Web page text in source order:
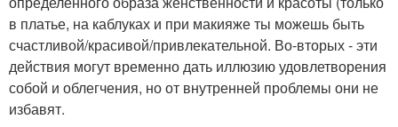
в платье, на каблуках и при макияже ты можешь быть
счастливой/красивой/привлекательной. Во-вторых - эти
действия могут временно дать иллюзию удовлетворения
собой и облегчения, но от внутренней проблемы они не
избавят.